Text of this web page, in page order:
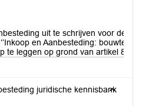
uit te schrijven voor de
en Aanbesteding:
te leggen op grond van artikel 87
juridische kennisbank